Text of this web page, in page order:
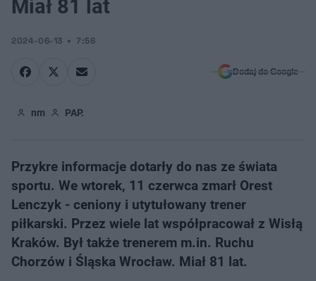
Miał 81 lat
2024-06-13 7:56
Dodaj do Google
nm PAP.
Przykre informacje dotarły do nas ze świata
sportu. We wtorek, 11 czerwca zmarł Orest
Lenczyk - ceniony i utytułowany trener
piłkarski. Przez wiele lat współpracował z Wisłą
Kraków. Był także trenerem m.in. Ruchu
Chorzów i Śląska Wrocław. Miał 81 lat.